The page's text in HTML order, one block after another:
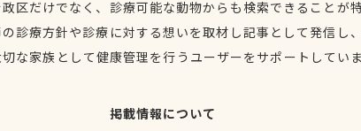
区だけでなく、診療可能な動物からも検索できることが
診療方針や診療に対する想いを取材し記事として発信し
な家族として健康管理を行うユーザーをサポートしてい
掲載情報について